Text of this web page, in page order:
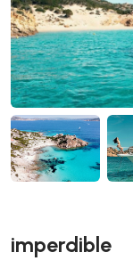
imperdible